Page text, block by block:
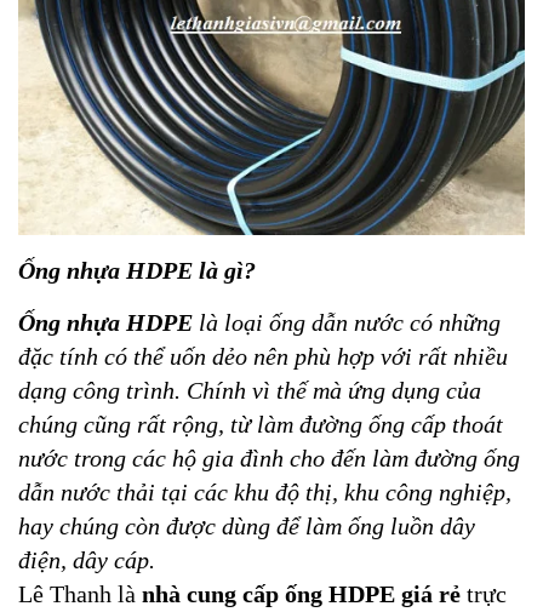
Ống nhựa HDPE là gì?
Ống nhựa HDPE là loại ống dẫn nước có những
đặc tính có thể uốn dẻo nên phù hợp với rất nhiều
dạng công trình. Chính vì thế mà ứng dụng của
chúng cũng rất rộng, từ làm đường ống cấp thoát
nước trong các hộ gia đình cho đến làm đường ống
dẫn nước thải tại các khu độ thị, khu công nghiệp,
hay chúng còn được dùng để làm ống luồn dây
điện, dây cáp.
Lê Thanh là nhà cung cấp ống HDPE giá rẻ trực